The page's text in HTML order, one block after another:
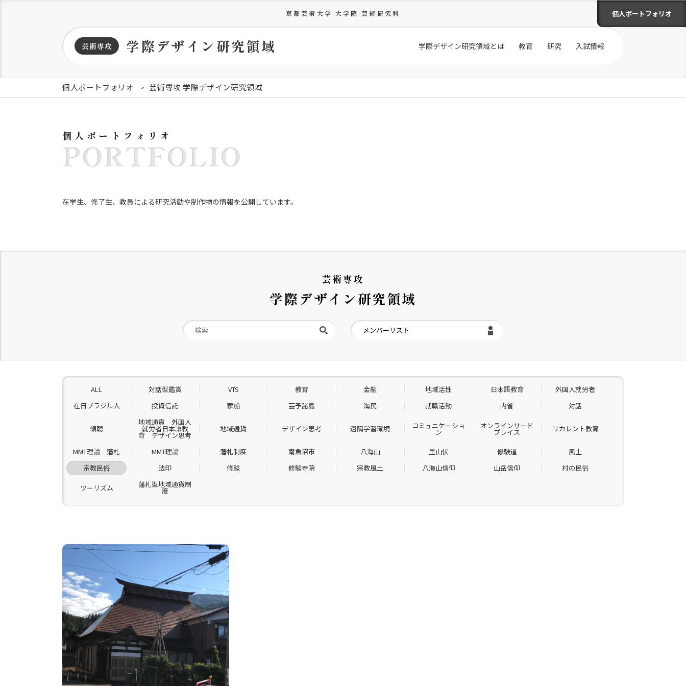
京都芸術大学 大学院 芸術研究科 個人ポートフォリオ
芸術専攻 学際デザイン研究領域 学際デザイン研究領域とは 教育 研究 入試情報
個人ポートフォリオ 芸術専攻 学際デザイン研究領域
個人ポートフォリオ
PORTFOLIO
在学生、修了生、教員による研究活動や制作物の情報を公開しています。
芸術専攻
学際デザイン研究領域
メンバーリスト
ALL 対話型鑑賞 VTS 教育 金融 地域活性 日本語教育
外国人就労者
在日ブラジル人
投資信託 家船 芸予諸島 海民 就職活動 内省 対話
傾聴
地域通貨 外国人
就労者日本語教
育 デザイン思考
地域通貨 デザイン思考 遠隔学習環境 コミュニケーショ
ン
オンラインサード
プレイス リカレント教育
MMT理論 藩札 MMT理論 藩札制度 南魚沼市 八海山 里山伏 修験道
風土
宗教民俗
法印 修験 修験寺院 宗教風土 八海山信仰 山岳信仰 村の民俗
ツーリズム 藩札型地域通貨制
度